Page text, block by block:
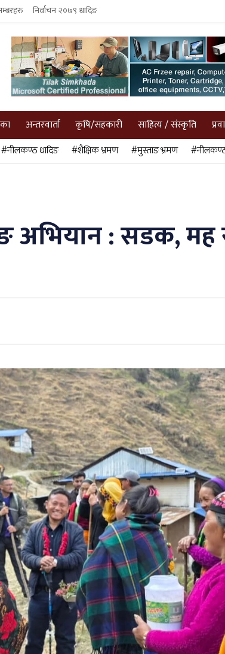
निर्वाचन २०७९ धादिङ
अन्तरवार्ता कृषि/सहकारी साहित्य / संस्कृति
#नीलकण्ठ धादिङ #शैक्षिक भ्रमण #मुस्ताङ भ्रमण
अभियान : सडक, मह